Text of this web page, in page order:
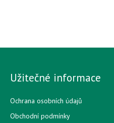
Užitečné informace
Ochrana osobních údajů
Obchodní podmínky